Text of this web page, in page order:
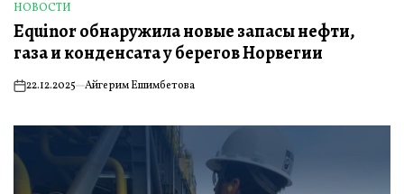
ОПУБЛИКОВАНО
В
НОВОСТИ
Equinor обнаружила новые запасы нефти,
газа и конденсата у берегов Норвегии
on22.12.2025 Айгерим Ешимбетова